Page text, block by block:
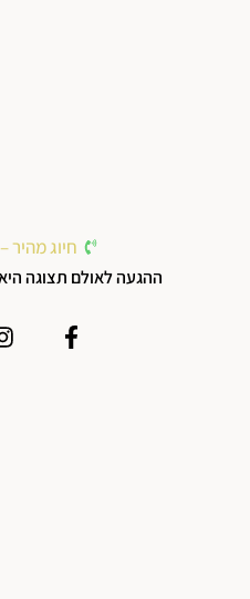
חיוג מהיר – 054-
ההגעה לאולם תצוגה